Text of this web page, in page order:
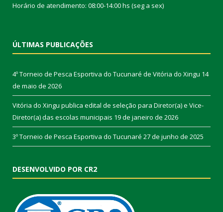
Horário de atendimento: 08:00-14:00 hs (seg a sex)
ÚLTIMAS PUBLICAÇÕES
4º Torneio de Pesca Esportiva do Tucunaré de Vitória do Xingu 14
de maio de 2026
Vitória do Xingu publica edital de seleção para Diretor(a) e Vice-
Diretor(a) das escolas municipais 19 de janeiro de 2026
3º Torneio de Pesca Esportiva do Tucunaré 27 de junho de 2025
DESENVOLVIDO POR CR2